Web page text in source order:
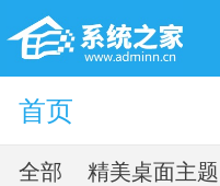
首页
全部 精美桌面主题